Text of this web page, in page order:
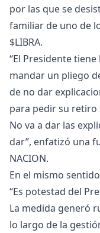
por las que se
familiar de uno de
$LIBRA.
“El Presidente
mandar un pliego
de no dar
para pedir su retiro
No va a dar las
dar”, enfatizó una
NACION.
En el mismo
“Es potestad del
La medida generó
lo largo de la